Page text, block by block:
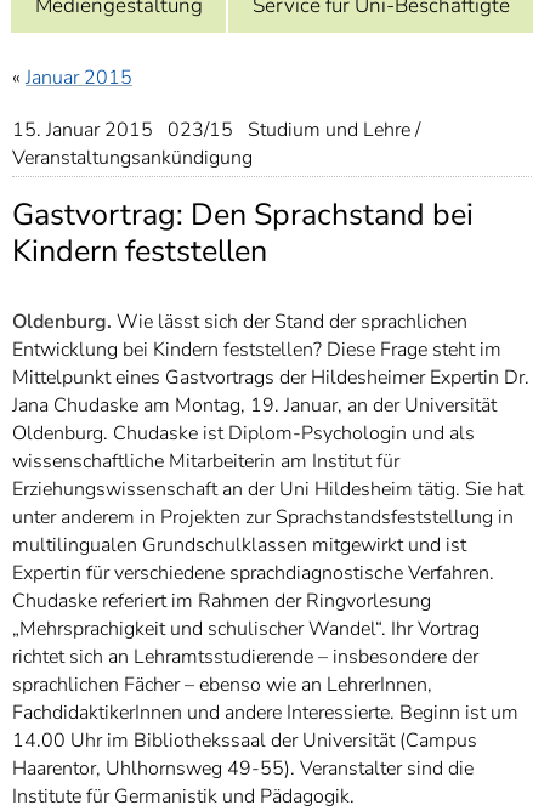
7]
Informationen zur
« Januar 2015
15. Januar 2015 023/15 Studium und Lehre /
Veranstaltungsankündigung
Gastvortrag: Den Sprachstand bei
Kindern feststellen
Oldenburg. Wie lässt sich der Stand der sprachlichen
Entwicklung bei Kindern feststellen? Diese Frage steht im
Mittelpunkt eines Gastvortrags der Hildesheimer Expertin Dr.
Jana Chudaske am Montag, 19. Januar, an der Universität
Oldenburg. Chudaske ist Diplom-Psychologin und als
wissenschaftliche Mitarbeiterin am Institut für
Erziehungswissenschaft an der Uni Hildesheim tätig. Sie hat
unter anderem in Projekten zur Sprachstandsfeststellung in
multilingualen Grundschulklassen mitgewirkt und ist
Expertin für verschiedene sprachdiagnostische Verfahren.
Chudaske referiert im Rahmen der Ringvorlesung
„Mehrsprachigkeit und schulischer Wandel“. Ihr Vortrag
richtet sich an Lehramtsstudierende – insbesondere der
sprachlichen Fächer – ebenso wie an LehrerInnen,
FachdidaktikerInnen und andere Interessierte. Beginn ist um
14.00 Uhr im Bibliothekssaal der Universität (Campus
Haarentor, Uhlhornsweg 49-55). Veranstalter sind die
Institute für Germanistik und Pädagogik.